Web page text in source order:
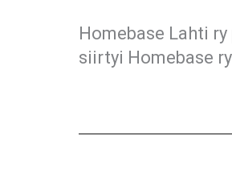
Homebase Lahti
siirtyi Homebase